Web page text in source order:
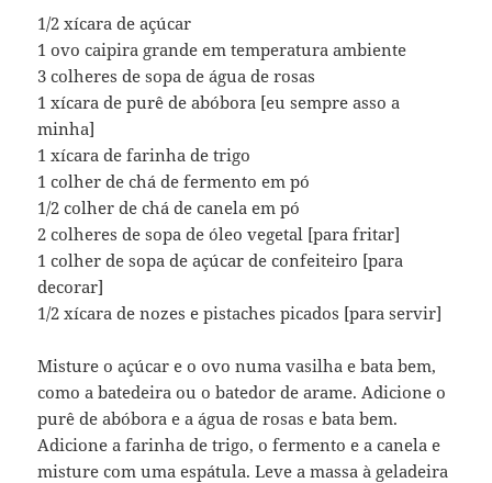
1/2 xícara de açúcar
1 ovo caipira grande em temperatura ambiente
3 colheres de sopa de água de rosas
1 xícara de purê de abóbora [eu sempre asso a
minha]
1 xícara de farinha de trigo
1 colher de chá de fermento em pó
1/2 colher de chá de canela em pó
2 colheres de sopa de óleo vegetal [para fritar]
1 colher de sopa de açúcar de confeiteiro [para
decorar]
1/2 xícara de nozes e pistaches picados [para servir]
Misture o açúcar e o ovo numa vasilha e bata bem,
como a batedeira ou o batedor de arame. Adicione o
purê de abóbora e a água de rosas e bata bem.
Adicione a farinha de trigo, o fermento e a canela e
misture com uma espátula. Leve a massa à geladeira